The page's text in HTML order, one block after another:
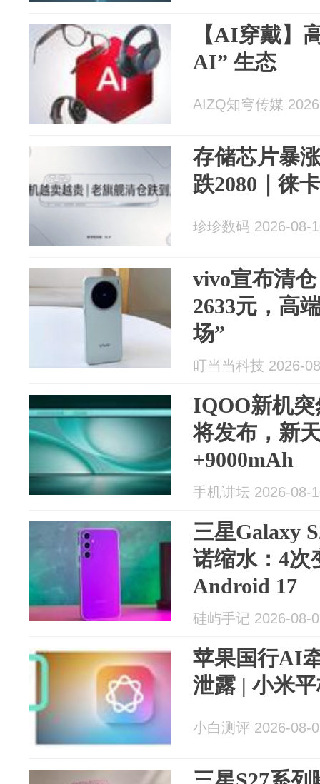
【AI穿戴】
AI” 生态
AIZQ知穹传媒
存储芯片暴
跌2080｜徕
珍珍数码 2026-08-
vivo宣布清
2633元，高
场”
叮当当科技 2026-
IQOO新机突
将发布，新
+9000mAh
手机讲坛 2026-08-
三星Galaxy
诺缩水：4次
Android 17
硅屿手记 2026-08-
苹果国行AI
泄露 | 小米
小白测评 2026-08-